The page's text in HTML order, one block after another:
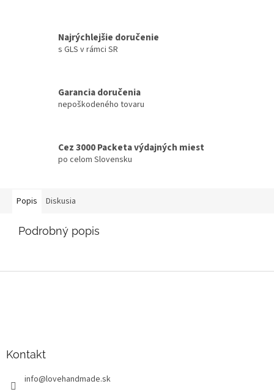
Najrýchlejšie doručenie
s GLS v rámci SR
Garancia doručenia
nepoškodeného tovaru
Cez 3000 Packeta výdajných miest
po celom Slovensku
Popis Diskusia
Podrobný popis
Kontakt
info@lovehandmade.sk